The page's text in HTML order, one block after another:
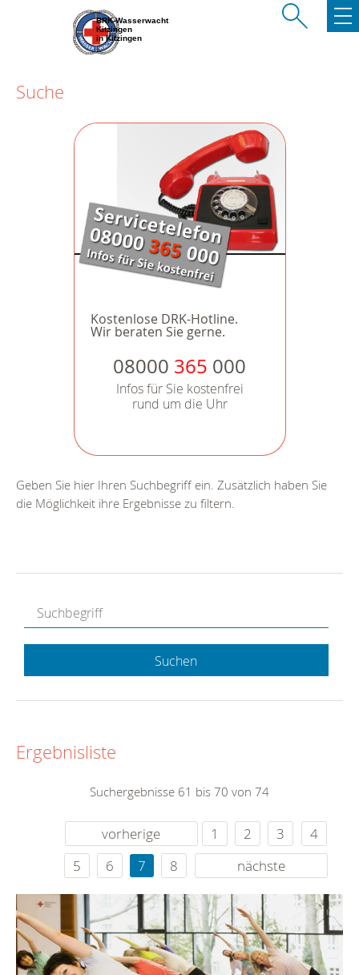
BRK-Wasserwacht
Kitzingen
in Kitzingen
Suche
Kostenlose DRK-Hotline.
Wir beraten Sie gerne.
08000 365 000
Infos für Sie kostenfrei
rund um die Uhr
Geben Sie hier Ihren Suchbegriff ein. Zusätzlich haben Sie
die Möglichkeit ihre Ergebnisse zu filtern.
Suchen
Ergebnisliste
Suchergebnisse 61 bis 70 von 74
vorherige 1 2 3
4
5
6 7 8 nächste